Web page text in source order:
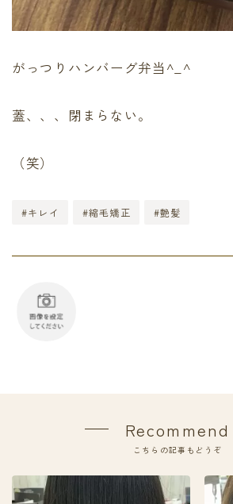
がっつりハンバーグ弁当^_^
蓋、、、閉まらない。
（笑）
#キレイ #縮毛矯正 #艶髪
Recommend
こちらの記事もどうぞ